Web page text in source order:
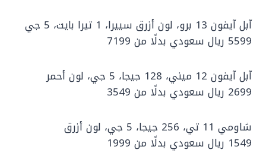
آبل آيفون 13 برو، لون أزرق سييرا، 1 تيرا بايت، 5 جي
5599 ريال سعودي بدلًا من 7199
آبل آيفون 12 ميني، 128 جيجا، 5 جي، لون أحمر
2699 ريال سعودي بدلًا من 3549
شاومي 11 تي، 256 جيجا، 5 جي، لون أزرق
1549 ريال سعودي بدلًا من 1999